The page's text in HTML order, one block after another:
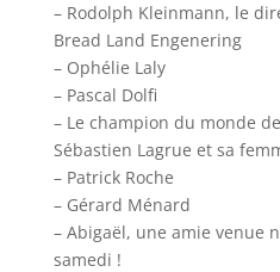
– Rodolph Kleinmann, le
Bread Land Engenering
– Ophélie Laly
– Pascal Dolfi
– Le champion du monde
Sébastien Lagrue et sa
– Patrick Roche
– Gérard Ménard
– Abigaël, une amie venue
samedi !